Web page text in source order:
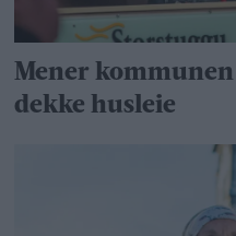
Mener
dekke husleie